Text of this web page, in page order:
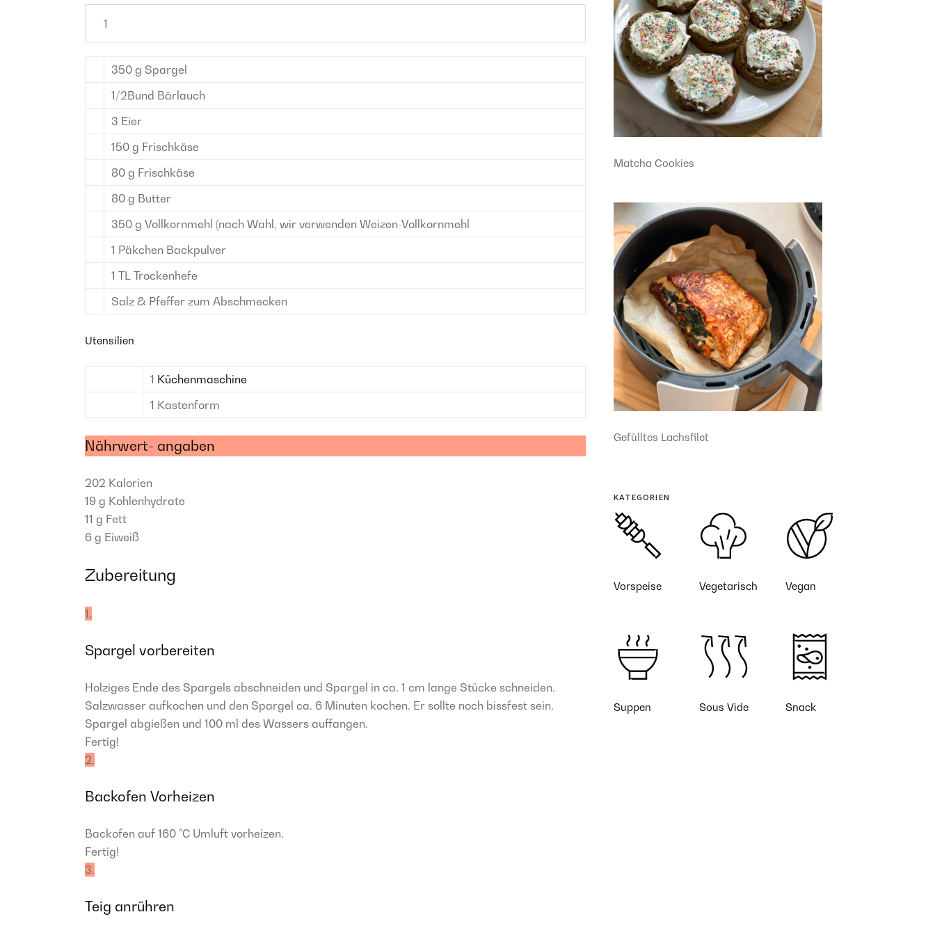
350 g Spargel
1/2Bund Bärlauch
3 Eier
150 g Frischkäse
80 g Frischkäse
80 g Butter
350 g Vollkornmehl (nach Wahl, wir verwenden Weizen-Vollkornmehl
1 Päkchen Backpulver
1 TL Trockenhefe
Salz & Pfeffer zum Abschmecken
Utensilien
1 Küchenmaschine
1 Kastenform
Nährwert- angaben
202 Kalorien
19 g Kohlenhydrate
11 g Fett
6 g Eiweiß
Zubereitung
1.
Spargel vorbereiten
Holziges Ende des Spargels abschneiden und Spargel in ca. 1 cm lange Stücke schneiden.
Salzwasser aufkochen und den Spargel ca. 6 Minuten kochen. Er sollte noch bissfest sein.
Spargel abgießen und 100 ml des Wassers auffangen.
Fertig!
2.
Backofen Vorheizen
Backofen auf 160 °C Umluft vorheizen.
Fertig!
3.
Teig anrühren
Matcha Cookies
Gefülltes Lachsfilet
KATEGORIEN
Vorspeise Vegetarisch Vegan
Suppen Sous Vide Snack